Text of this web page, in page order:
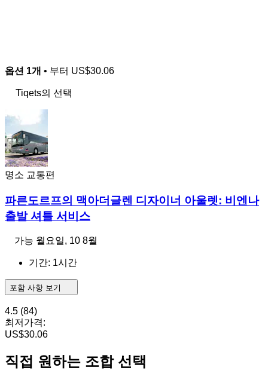
옵션 1개 • 부터 US$30.06
Tiqets의 선택
명소 교통편
파른도르프의 맥아더글렌 디자이너 아울렛: 비엔나
출발 셔틀 서비스
가능 월요일, 10 8월
기간: 1시간
포함 사항 보기
4.5 (84)
최저가격:
US$30.06
직접 원하는 조합 선택